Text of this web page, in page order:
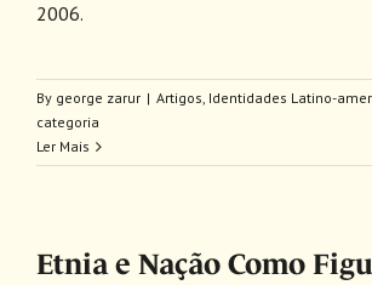
2006.
By george zarur | Artigos, Identidades Latino-
categoria
Ler Mais
Etnia e Nação Como